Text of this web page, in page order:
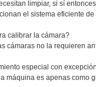
limpiar, si sí
el sistema eficiente
calibrar la cámara?
cámaras no la requieren
especial con
máquina es apenas como